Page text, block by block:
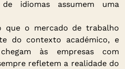
idiomas assumem uma
que o mercado de trabalho
do contexto académico, e
às empresas com
refletem a realidade do